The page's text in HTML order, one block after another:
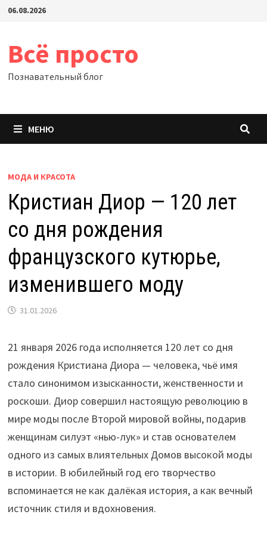
Перейти
06.08.2026
Всё просто
Познавательный блог
МЕНЮ
МОДА И КРАСОТА
Кристиан Диор — 120 лет
со дня рождения
французского кутюрье,
изменившего моду
31.01.2026
21 января 2026 года исполняется 120 лет со дня
рождения Кристиана Диора — человека, чьё имя
стало синонимом изысканности, женственности и
роскоши. Диор совершил настоящую революцию в
мире моды после Второй мировой войны, подарив
женщинам силуэт «нью-лук» и став основателем
одного из самых влиятельных Домов высокой моды
в истории. В юбилейный год его творчество
вспоминается не как далёкая история, а как вечный
источник стиля и вдохновения.